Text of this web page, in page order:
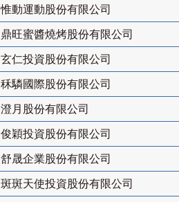
惟動運動股份有限公司
鼎旺蜜醬燒烤股份有限公司
玄仁投資股份有限公司
秝驎國際股份有限公司
澄月股份有限公司
俊穎投資股份有限公司
舒晟企業股份有限公司
斑斑天使投資股份有限公司